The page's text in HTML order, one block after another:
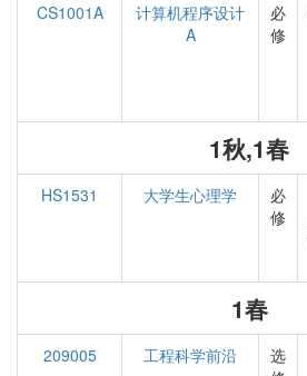
CS1001A
计算机程序设计
A
必
修
1秋,1春
HS1531 大学生心理学
必
修
1春
209005 工程科学前沿
选